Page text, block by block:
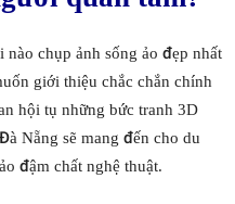
chụp ảnh sống ảo đẹp nhất
giới thiệu chắc chắn chính
hội tụ những bức tranh 3D
Nẵng sẽ mang đến cho du
đậm chất nghệ thuật.